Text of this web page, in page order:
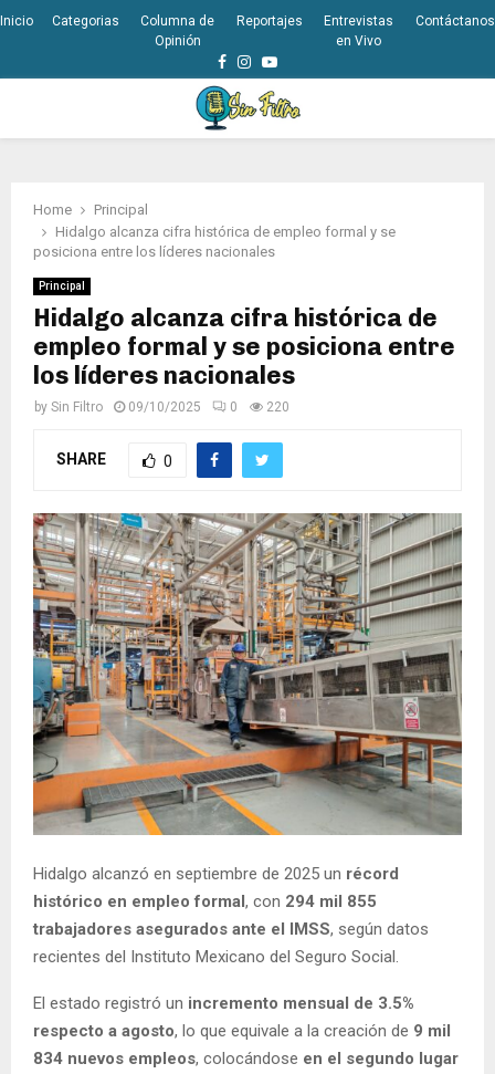
Inicio Categorias
Columna de
Opinión
Reportajes
Entrevistas
en Vivo
Contáctanos
Facebook
Instagram
Youtube
Home
Principal
Hidalgo alcanza cifra histórica de empleo formal y se
posiciona entre los líderes nacionales
Principal
Hidalgo alcanza cifra histórica de
empleo formal y se posiciona entre
los líderes nacionales
by Sin Filtro 09/10/2025 0 220
SHARE 0
Hidalgo alcanzó en septiembre de 2025 un récord
histórico en empleo formal, con 294 mil 855
trabajadores asegurados ante el IMSS, según datos
recientes del Instituto Mexicano del Seguro Social.
El estado registró un incremento mensual de 3.5%
respecto a agosto, lo que equivale a la creación de 9 mil
834 nuevos empleos, colocándose en el segundo lugar